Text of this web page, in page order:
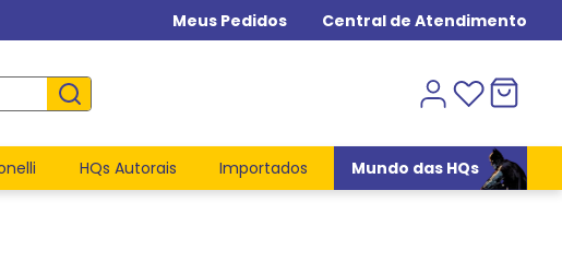
Meus Pedidos Central de Atendimento
HQs Autorais Importados Mundo das HQs